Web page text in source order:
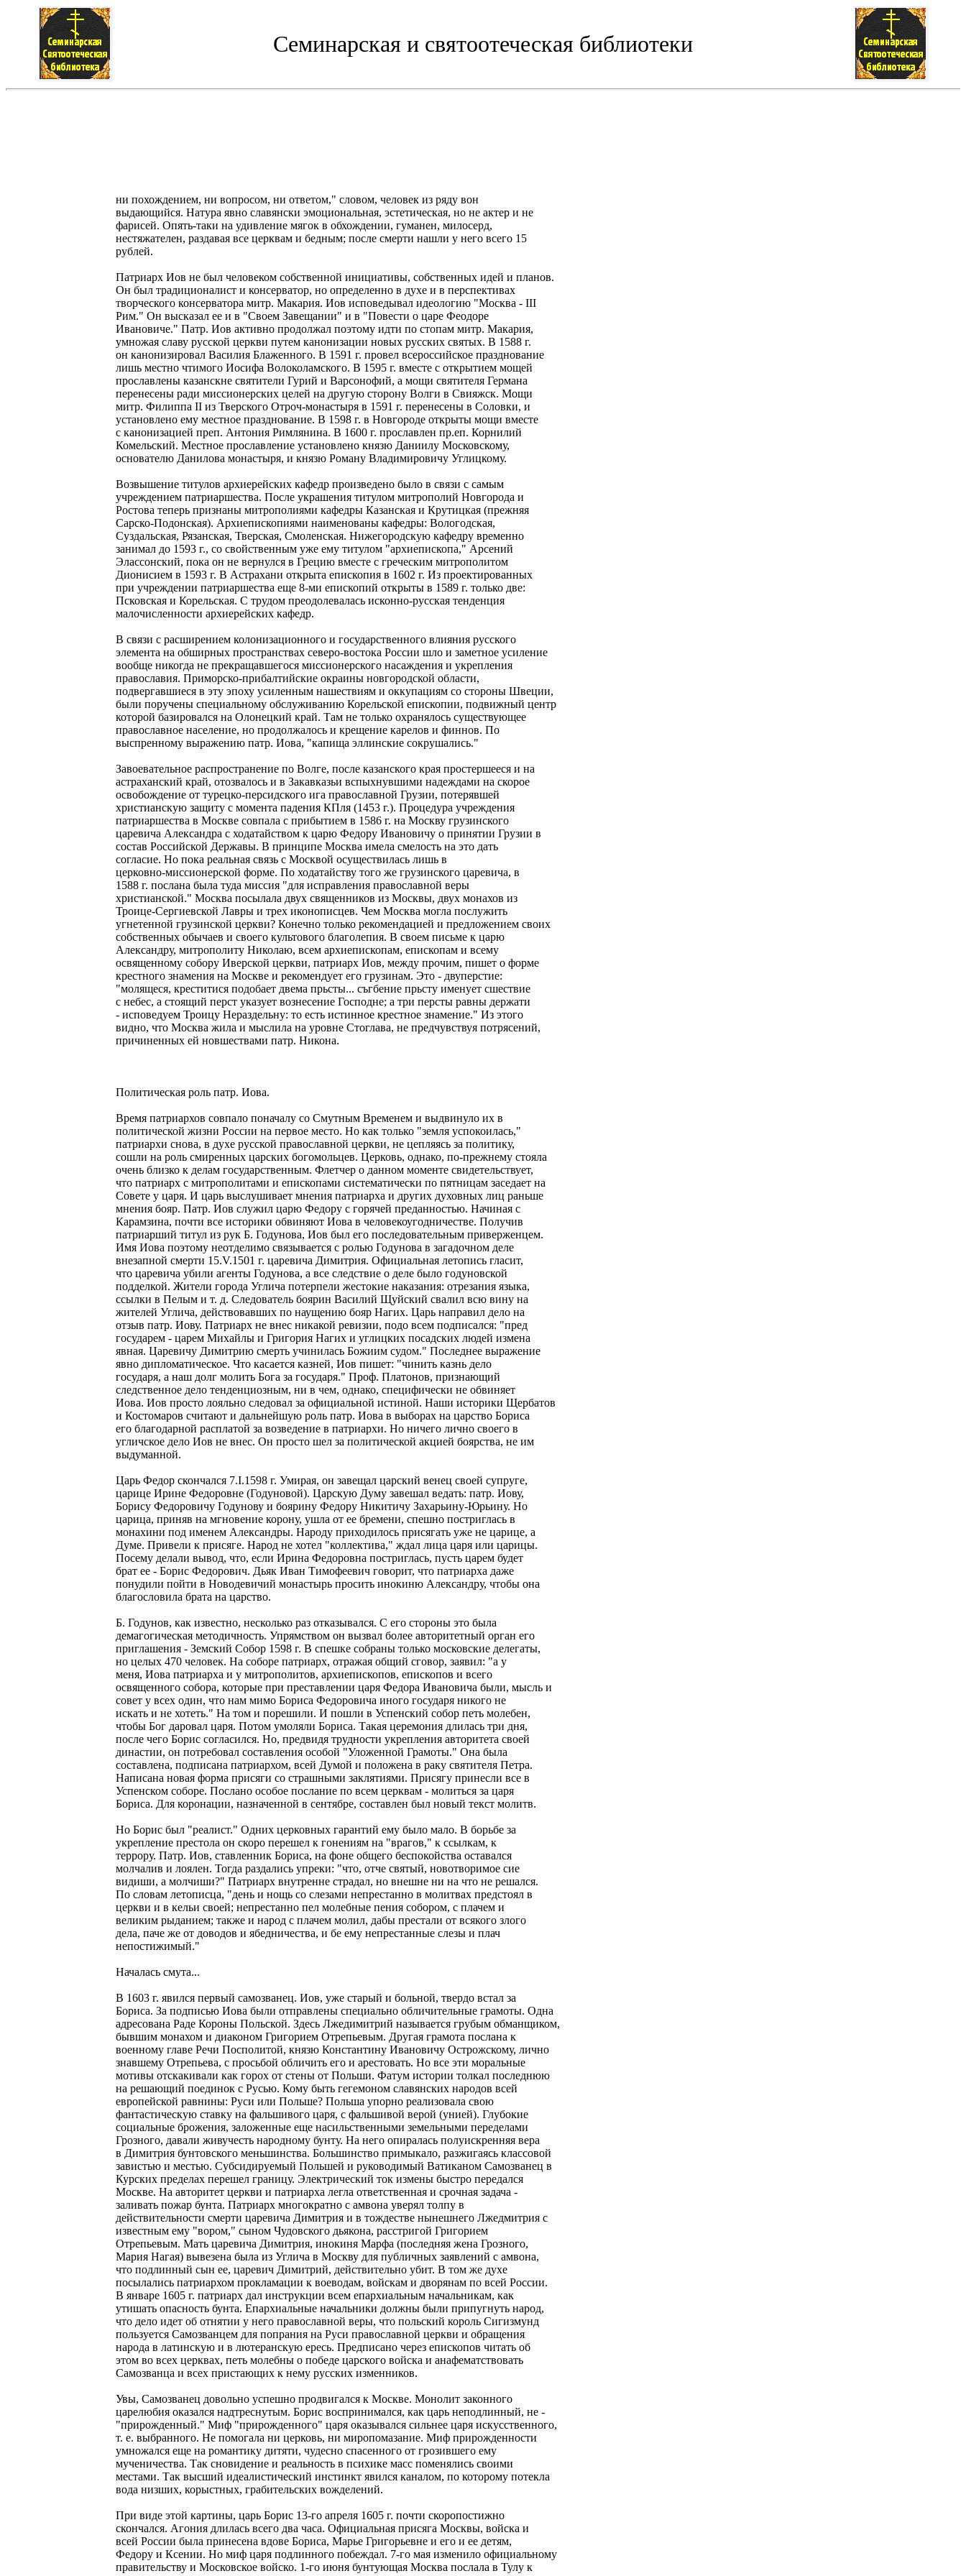
Семинарская и святоотеческая библиотеки
ни похождением, ни вопросом, ни ответом," словом, человек из ряду вон
выдающийся. Натура явно славянски эмоциональная, эстетическая, но не актер и не
фарисей. Опять-таки на удивление мягок в обхождении, гуманен, милосерд,
нестяжателен, раздавая все церквам и бедным; после смерти нашли у него всего 15
рублей.
Патриарх Иов не был человеком собственной инициативы, собственных идей и планов.
Он был традиционалист и консерватор, но определенно в духе и в перспективах
творческого консерватора митр. Макария. Иов исповедывал идеологию "Москва - III
Рим." Он высказал ее и в "Своем Завещании" и в "Повести о царе Феодоре
Ивановиче." Патр. Иов активно продолжал поэтому идти по стопам митр. Макария,
умножая славу русской церкви путем канонизации новых русских святых. В 1588 г.
он канонизировал Василия Блаженного. В 1591 г. провел всероссийское празднование
лишь местно чтимого Иосифа Волоколамского. В 1595 г. вместе с открытием мощей
прославлены казанскне святители Гурий и Варсонофий, а мощи святителя Германа
перенесены ради миссионерских целей на другую сторону Волги в Свияжск. Мощи
митр. Филиппа II из Тверского Отроч-монастыря в 1591 г. перенесены в Соловки, и
установлено ему местное празднование. В 1598 г. в Новгороде открыты мощи вместе
с канонизацией преп. Антония Римлянина. В 1600 г. прославлен пр.еп. Корнилий
Комельский. Местное прославление установлено князю Даниилу Московскому,
основателю Данилова монастыря, и князю Роману Владимировичу Углицкому.
Возвышение титулов архиерейских кафедр произведено было в связи с самым
учреждением патриаршества. После украшения титулом митрополий Новгорода и
Ростова теперь признаны митрополиями кафедры Казанская и Крутицкая (прежняя
Сарско-Подонская). Архиепископиями наименованы кафедры: Вологодская,
Суздальская, Рязанская, Тверская, Смоленская. Нижегородскую кафедру временно
занимал до 1593 г., со свойственным уже ему титулом "архиепископа," Арсений
Элассонский, пока он не вернулся в Грецию вместе с греческим митрополитом
Дионисием в 1593 г. В Астрахани открыта епископия в 1602 г. Из проектированных
при учреждении патриаршества еще 8-ми епископий открыты в 1589 г. только две:
Псковская и Корельская. С трудом преодолевалась исконно-русская тенденция
малочисленности архиерейских кафедр.
В связи с расширением колонизационного и государственного влияния русского
элемента на обширных пространствах северо-востока России шло и заметное усиление
вообще никогда не прекращавшегося миссионерского насаждения и укрепления
православия. Приморско-прибалтийские окраины новгородской области,
подвергавшиеся в эту эпоху усиленным нашествиям и оккупациям со стороны Швеции,
были поручены специальному обслуживанию Корельской епископии, подвижный центр
которой базировался на Олонецкий край. Там не только охранялось существующее
православное население, но продолжалось и крещение карелов и финнов. По
выспренному выражению патр. Иова, "капища эллинские сокрушались."
Завоевательное распространение по Волге, после казанского края простершееся и на
астраханский край, отозвалось и в Закавказьи вспыхнувшими надеждами на скорое
освобождение от турецко-персидского ига православной Грузии, потерявшей
христианскую защиту с момента падения КПля (1453 г.). Процедура учреждения
патриаршества в Москве совпала с прибытием в 1586 г. на Москву грузинского
царевича Александра с ходатайством к царю Федору Ивановичу о принятии Грузии в
состав Российской Державы. В принципе Москва имела смелость на это дать
согласие. Но пока реальная связь с Москвой осуществилась лишь в
церковно-миссионерской форме. По ходатайству того же грузинского царевича, в
1588 г. послана была туда миссия "для исправления православной веры
христианской." Москва посылала двух священников из Москвы, двух монахов из
Троице-Сергиевской Лавры и трех иконописцев. Чем Москва могла послужить
угнетенной грузинской церкви? Конечно только рекомендацией и предложением своих
собственных обычаев и своего культового благолепия. В своем письме к царю
Александру, митрополиту Николаю, всем архиепископам, епископам и всему
освященному собору Иверской церкви, патриарх Иов, между прочим, пишет о форме
крестного знамения на Москве и рекомендует его грузинам. Это - двуперстие:
"молящеся, креститися подобает двема прьсты... съгбение прьсту именует сшествие
с небес, а стоящий перст указует вознесение Господне; а три персты равны держати
- исповедуем Троицу Нераздельну: то есть истинное крестное знамение." Из этого
видно, что Москва жила и мыслила на уровне Стоглава, не предчувствуя потрясений,
причиненных ей новшествами патр. Никона.
Политическая роль патр. Иова.
Время патриархов совпало поначалу со Смутным Временем и выдвинуло их в
политической жизни России на первое место. Но как только "земля успокоилась,"
патриархи снова, в духе русской православной церкви, не цепляясь за политику,
сошли на роль смиренных царских богомольцев. Церковь, однако, по-прежнему стояла
очень близко к делам государственным. Флетчер о данном моменте свидетельствует,
что патриарх с митрополитами и епископами систематически по пятницам заседает на
Совете у царя. И царь выслушивает мнения патриарха и других духовных лиц раньше
мнения бояр. Патр. Иов служил царю Федору с горячей преданностью. Начиная с
Карамзина, почти все историки обвиняют Иова в человекоугодничестве. Получив
патриарший титул из рук Б. Годунова, Иов был его последовательным приверженцем.
Имя Иова поэтому неотделимо связывается с ролью Годунова в загадочном деле
внезапной смерти 15.V.1501 г. царевича Димитрия. Официальная летопись гласит,
что царевича убили агенты Годунова, а все следствие о деле было годуновской
подделкой. Жители города Углича потерпели жестокие наказания: отрезания языка,
ссылки в Пелым и т. д. Следователь боярин Василий Щуйский свалил всю вину на
жителей Углича, действовавших по наущению бояр Нагих. Царь направил дело на
отзыв патр. Иову. Патриарх не внес никакой ревизии, подо всем подписался: "пред
государем - царем Михайлы и Григория Нагих и углицких посадских людей измена
явная. Царевичу Димитрию смерть учинилась Божиим судом." Последнее выражение
явно дипломатическое. Что касается казней, Иов пишет: "чинить казнь дело
государя, а наш долг молить Бога за государя." Проф. Платонов, признающий
следственное дело тенденциозным, ни в чем, однако, специфически не обвиняет
Иова. Иов просто лояльно следовал за официальной истиной. Наши историки Щербатов
и Костомаров считают и дальнейшую роль патр. Иова в выборах на царство Бориса
его благодарной расплатой за возведение в патриархи. Но ничего лично своего в
угличское дело Иов не внес. Он просто шел за политической акцией боярства, не им
выдуманной.
Царь Федор скончался 7.I.1598 г. Умирая, он завещал царский венец своей супруге,
царице Ирине Федоровне (Годуновой). Царскую Думу завешал ведать: патр. Иову,
Борису Федоровичу Годунову и боярину Федору Никитичу Захарьину-Юрьину. Но
царица, приняв на мгновение корону, ушла от ее бремени, спешно постриглась в
монахини под именем Александры. Народу приходилось присягать уже не царице, а
Думе. Привели к присяге. Народ не хотел "коллектива," ждал лица царя или царицы.
Посему делали вывод, что, если Ирина Федоровна постриглась, пусть царем будет
брат ее - Борис Федорович. Дьяк Иван Тимофеевич говорит, что патриарха даже
понудили пойти в Новодевичий монастырь просить инокиню Александру, чтобы она
благословила брата на царство.
Б. Годунов, как известно, несколько раз отказывался. С его стороны это была
демагогическая методичность. Упрямством он вызвал более авторитетный орган его
приглашения - Земский Собор 1598 г. В спешке собраны только московские делегаты,
но целых 470 человек. На соборе патриарх, отражая общий сговор, заявил: "а у
меня, Иова патриарха и у митрополитов, архиепископов, епископов и всего
освященного собора, которые при преставлении царя Федора Ивановича были, мысль и
совет у всех один, что нам мимо Бориса Федоровича иного государя никого не
искать и не хотеть." На том и порешили. И пошли в Успенский собор петь молебен,
чтобы Бог даровал царя. Потом умоляли Бориса. Такая церемония длилась три дня,
после чего Борис согласился. Но, предвидя трудности укрепления авторитета своей
династии, он потребовал составления особой "Уложенной Грамоты." Она была
составлена, подписана патриархом, всей Думой и положена в раку святителя Петра.
Написана новая форма присяги со страшными заклятиями. Присягу принесли все в
Успенском соборе. Послано особое послание по всем церквам - молиться за царя
Бориса. Для коронации, назначенной в сентябре, составлен был новый текст молитв.
Но Борис был "реалист." Одних церковных гарантий ему было мало. В борьбе за
укрепление престола он скоро перешел к гонениям на "врагов," к ссылкам, к
террору. Патр. Иов, ставленник Бориса, на фоне общего беспокойства оставался
молчалив и лоялен. Тогда раздались упреки: "что, отче святый, новотворимое сие
видиши, а молчиши?" Патриарх внутренне страдал, но внешне ни на что не решался.
По словам летописца, "день и нощь со слезами непрестанно в молитвах предстоял в
церкви и в кельи своей; непрестанно пел молебные пения собором, с плачем и
великим рыданием; также и народ с плачем молил, дабы престали от всякого злого
дела, паче же от доводов и ябедничества, и бе ему непрестанные слезы и плач
непостижимый."
Началась смута...
В 1603 г. явился первый самозванец. Иов, уже старый и больной, твердо встал за
Бориса. За подписью Иова были отправлены специально обличительные грамоты. Одна
адресована Раде Короны Польской. Здесь Лжедимитрий называется грубым обманщиком,
бывшим монахом и диаконом Григорием Отрепьевым. Другая грамота послана к
военному главе Речи Посполитой, князю Константину Ивановичу Острожскому, лично
знавшему Отрепьева, с просьбой обличить его и арестовать. Но все эти моральные
мотивы отскакивали как горох от стены от Польши. Фатум истории толкал последнюю
на решающий поединок с Русью. Кому быть гегемоном славянских народов всей
европейской равнины: Руси или Польше? Польша упорно реализовала свою
фантастическую ставку на фальшивого царя, с фальшивой верой (унией). Глубокие
социальные брожения, заложенные еще насильственными земельными переделами
Грозного, давали живучесть народному бунту. На него опиралась полуискренняя вера
в Димитрия бунтовского меньшинства. Большинство примыкало, разжигаясь классовой
завистью и местью. Субсидируемый Польшей и руководимый Ватиканом Самозванец в
Курских пределах перешел границу. Электрический ток измены быстро передался
Москве. На авторитет церкви и патриарха легла ответственная и срочная задача -
заливать пожар бунта. Патриарх многократно с амвона уверял толпу в
действительности смерти царевича Димитрия и в тождестве нынешнего Лжедмитрия с
известным ему "вором," сыном Чудовского дьякона, расстригой Григорием
Отрепьевым. Мать царевича Димитрия, инокиня Марфа (последняя жена Грозного,
Мария Нагая) вывезена была из Углича в Москву для публичных заявлений с амвона,
что подлинный сын ее, царевич Димитрий, действительно убит. В том же духе
посылались патриархом прокламации к воеводам, войскам и дворянам по всей России.
В январе 1605 г. патриарх дал инструкции всем епархиальным начальникам, как
утишать опасность бунта. Епархиальные начальники должны были припугнуть народ,
что дело идет об отнятии у него православной веры, что польский король Сигизмунд
пользуется Самозванцем для попрания на Руси православной церкви и обращения
народа в латинскую и в лютеранскую ересь. Предписано через епископов читать об
этом во всех церквах, петь молебны о победе царского войска и анафематствовать
Самозванца и всех пристающих к нему русских изменников.
Увы, Самозванец довольно успешно продвигался к Москве. Монолит законного
царелюбия оказался надтреснутым. Борис воспринимался, как царь неподлинный, не -
"прирожденный." Миф "прирожденного" царя оказывался сильнее царя искусственного,
т. е. выбранного. Не помогала ни церковь, ни миропомазание. Миф прирожденности
умножался еще на романтику дитяти, чудесно спасенного от грозившего ему
мученичества. Так сновидение и реальность в психике масс поменялись своими
местами. Так высший идеалистический инстинкт явился каналом, по которому потекла
вода низших, корыстных, грабительских вожделений.
При виде этой картины, царь Борис 13-го апреля 1605 г. почти скоропостижно
скончался. Агония длилась всего два часа. Официальная присяга Москвы, войска и
всей России была принесена вдове Бориса, Марье Григорьевне и его и ее детям,
Федору и Ксении. Но миф царя подлинного побеждал. 7-го мая изменило официальному
правительству и Московское войско. 1-го июня бунтующая Москва послала в Тулу к